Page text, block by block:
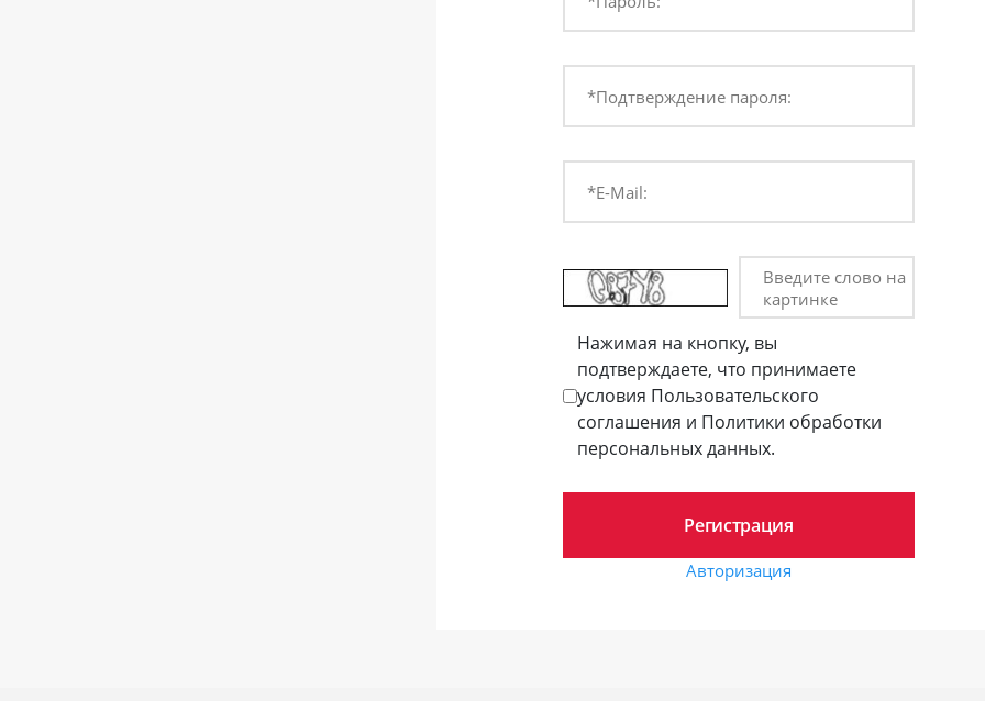
*Подтверждение пароля:
*E-Mail:
Введите слово на
картинке
Нажимая на кнопку, вы
подтверждаете, что принимаете
условия Пользовательского
соглашения и Политики обработки
персональных данных.
Авторизация